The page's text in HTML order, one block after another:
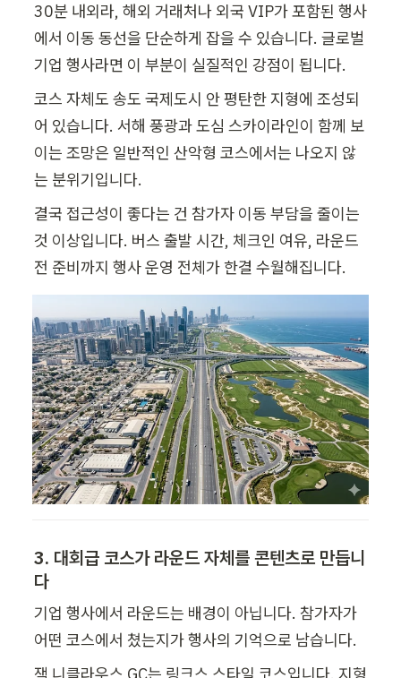
30분 내외라, 해외 거래처나 외국 VIP가 포함된 행사
에서 이동 동선을 단순하게 잡을 수 있습니다. 글로벌
기업 행사라면 이 부분이 실질적인 강점이 됩니다.
코스 자체도 송도 국제도시 안 평탄한 지형에 조성되
어 있습니다. 서해 풍광과 도심 스카이라인이 함께 보
이는 조망은 일반적인 산악형 코스에서는 나오지 않
는 분위기입니다.
결국 접근성이 좋다는 건 참가자 이동 부담을 줄이는
것 이상입니다. 버스 출발 시간, 체크인 여유, 라운드
전 준비까지 행사 운영 전체가 한결 수월해집니다.
3. 대회급 코스가 라운드 자체를 콘텐츠로 만듭니
다
기업 행사에서 라운드는 배경이 아닙니다. 참가자가
어떤 코스에서 쳤는지가 행사의 기억으로 남습니다.